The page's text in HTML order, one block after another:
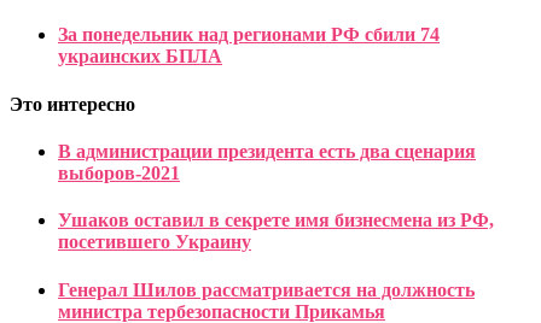
За понедельник над регионами РФ сбили 74
украинских БПЛА
Это интересно
В администрации президента есть два сценария
выборов-2021
Ушаков оставил в секрете имя бизнесмена из РФ,
посетившего Украину
Генерал Шилов рассматривается на должность
министра тербезопасности Прикамья